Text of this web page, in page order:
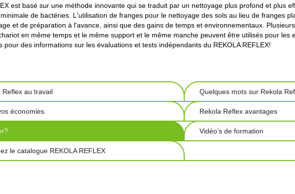
est basé sur une méthode innovante qui se traduit par un nettoyage plus profond et plus
de bactéries. L'utilisation de franges pour le nettoyage des sols au lieu de franges
et de préparation à l'avance, ainsi que des gains de temps et environnementaux.
en même temps et le même support et le même manche peuvent être utilisés pour les
pour des informations sur les évaluations et tests indépendants du REKOLA REFLEX!
Reflex au travail Quelques mots sur Rekola
économies Rekola Reflex avantages
Vidéo’s de formation
le catalogue REKOLA REFLEX